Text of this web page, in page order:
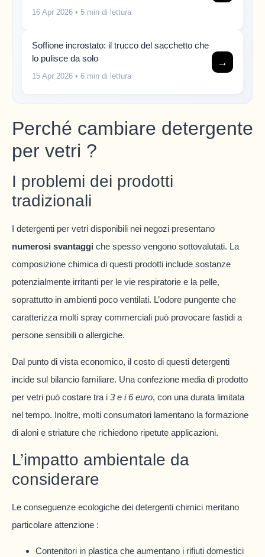
16 Apr 2026 • 5 min di lettura
Soffione incrostato: il trucco del sacchetto che
lo pulisce da solo
15 Apr 2026 • 6 min di lettura
→
Perché cambiare detergente
per vetri ?
I problemi dei prodotti
tradizionali
I detergenti per vetri disponibili nei negozi presentano
numerosi svantaggi che spesso vengono sottovalutati. La
composizione chimica di questi prodotti include sostanze
potenzialmente irritanti per le vie respiratorie e la pelle,
soprattutto in ambienti poco ventilati. L’odore pungente che
caratterizza molti spray commerciali può provocare fastidi a
persone sensibili o allergiche.
Dal punto di vista economico, il costo di questi detergenti
incide sul bilancio familiare. Una confezione media di prodotto
per vetri può costare tra i 3 e i 6 euro, con una durata limitata
nel tempo. Inoltre, molti consumatori lamentano la formazione
di aloni e striature che richiedono ripetute applicazioni.
L’impatto ambientale da
considerare
Le conseguenze ecologiche dei detergenti chimici meritano
particolare attenzione :
Contenitori in plastica che aumentano i rifiuti domestici